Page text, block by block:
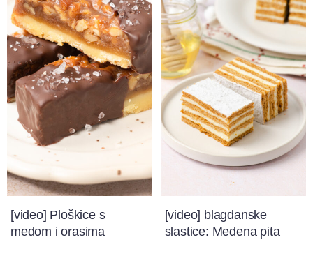
[video] Ploškice s
medom i orasima
[video] blagdanske
slastice: Medena pita